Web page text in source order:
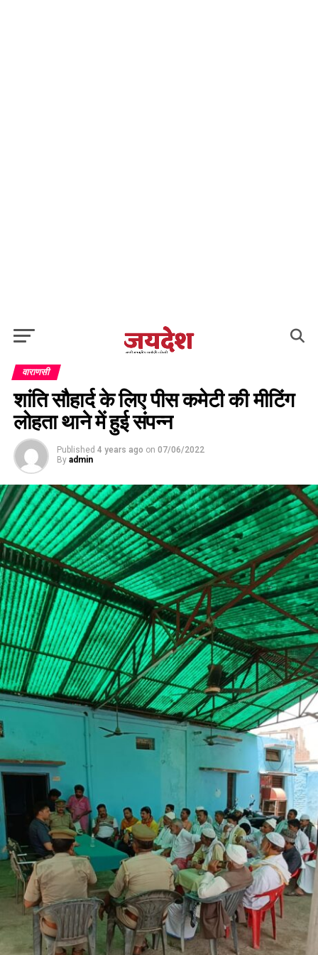
वाराणसी
शांति सौहार्द के लिए पीस कमेटी की मीटिंग
लोहता थाने में हुई संपन्न
Published 4 years ago on 07/06/2022
By admin